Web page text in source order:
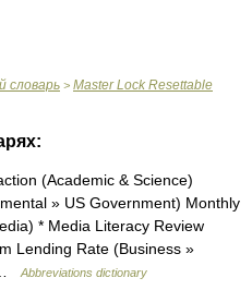
словарь > Master Lock Resettable
(Academic & Science)
» US Government) Monthly
* Media Literacy Review
Lending Rate (Business »
…
Abbreviations dictionary